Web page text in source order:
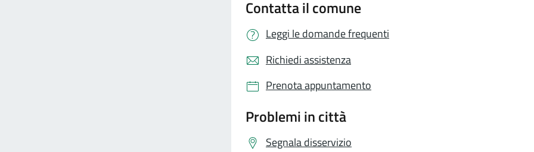
Contatta il comune
Leggi le domande frequenti
Richiedi assistenza
Prenota appuntamento
Problemi in città
Segnala disservizio